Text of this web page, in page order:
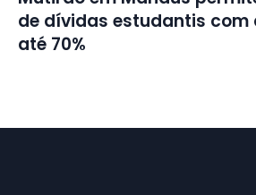
de dívidas estudantis com
até 70%